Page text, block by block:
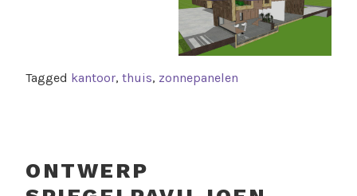
Tagged kantoor, thuis, zonnepanelen
ONTWERP